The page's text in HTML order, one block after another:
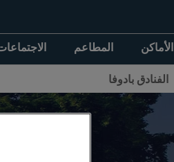
الأماكن المطاعم
الفنادق بادوفا